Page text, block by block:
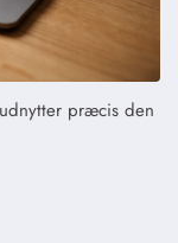
præcis den